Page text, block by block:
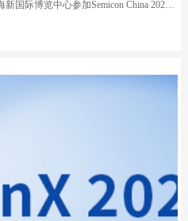
金连接将于2026年3月25 日-27日在上海新国际博览中心参加Semicon China 2026, 诚邀各位莅临N2616号展位互动交流。